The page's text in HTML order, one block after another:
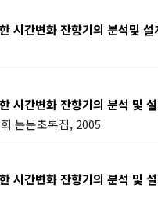
시간변화 잔향기의 분석및 설
시간변화 잔향기의 분석 및
논문초록집, 2005
시간변화 잔향기의 분석 및